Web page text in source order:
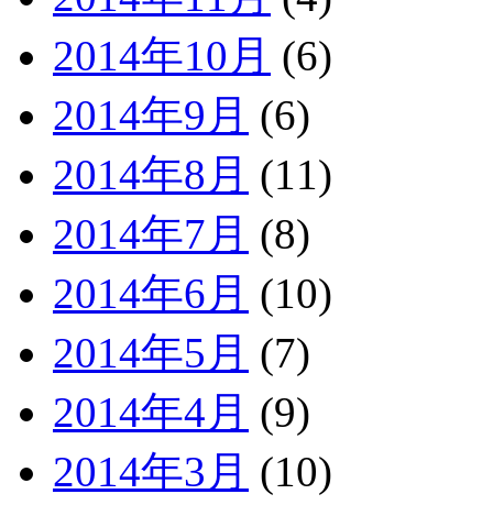
2014年10月 (6)
2014年9月 (6)
2014年8月 (11)
2014年7月 (8)
2014年6月 (10)
2014年5月 (7)
2014年4月 (9)
2014年3月 (10)